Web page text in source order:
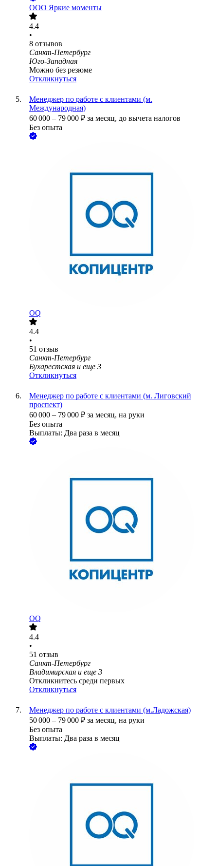
ООО Яркие моменты
4.4
•
8 отзывов
Санкт-Петербург
Юго-Западная
Можно без резюме
Откликнуться
Менеджер по работе с клиентами (м.
Международная)
60 000 – 79 000 ₽ за месяц, до вычета налогов
Без опыта
OQ
4.4
•
51 отзыв
Санкт-Петербург
Бухарестская и еще 3
Откликнуться
Менеджер по работе с клиентами (м. Лиговский
проспект)
60 000 – 79 000 ₽ за месяц, на руки
Без опыта
Выплаты: Два раза в месяц
OQ
4.4
•
51 отзыв
Санкт-Петербург
Владимирская и еще 3
Откликнитесь среди первых
Откликнуться
Менеджер по работе с клиентами (м.Ладожская)
50 000 – 79 000 ₽ за месяц, на руки
Без опыта
Выплаты: Два раза в месяц